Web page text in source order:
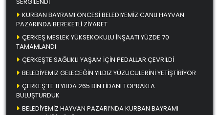
KURBAN BAYRAMI ÖNCESİ BELEDİYEMİZ CANLI HAYVAN
PAZARINDA BEREKETLİ ZİYARET
ÇERKEŞ MESLEK YÜKSEKOKULU İNŞAATI YÜZDE 70
TAMAMLANDI
ÇERKEŞTE SAĞLIKLI YAŞAM İÇİN PEDALLAR ÇEVRİLDİ
BELEDİYEMİZ GELECEĞİN YILDIZ YÜZÜCÜLERİNİ YETİŞTİRİYOR
ÇERKEŞ’TE 11 YILDA 265 BİN FİDANI TOPRAKLA
BULUŞTURDUK
BELEDİYEMİZ HAYVAN PAZARI’NDA KURBAN BAYRAMI